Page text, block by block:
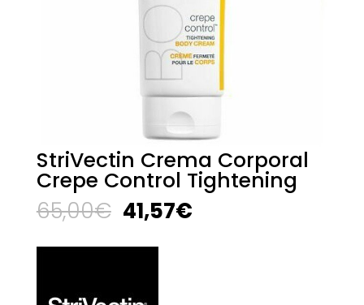
StriVectin Crema Corporal
Crepe Control Tightening
65,00€ El
precio
original
41,57€El